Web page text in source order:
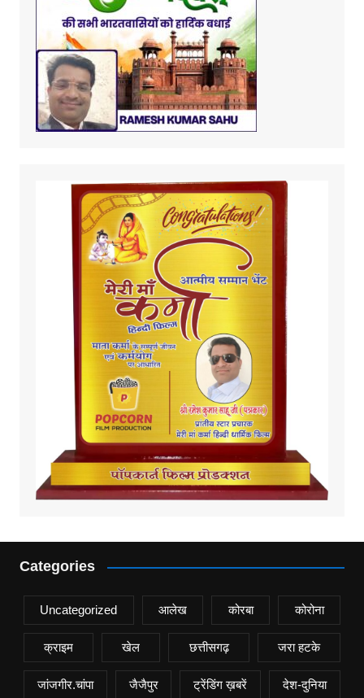
Categories
Uncategorized आलेख कोरबा कोरोना
क्राइम खेल छत्तीसगढ़ जरा हटके
जांजगीर.चांपा जैजैपुर ट्रेंडिंग ख़बरें देश-दुनिया